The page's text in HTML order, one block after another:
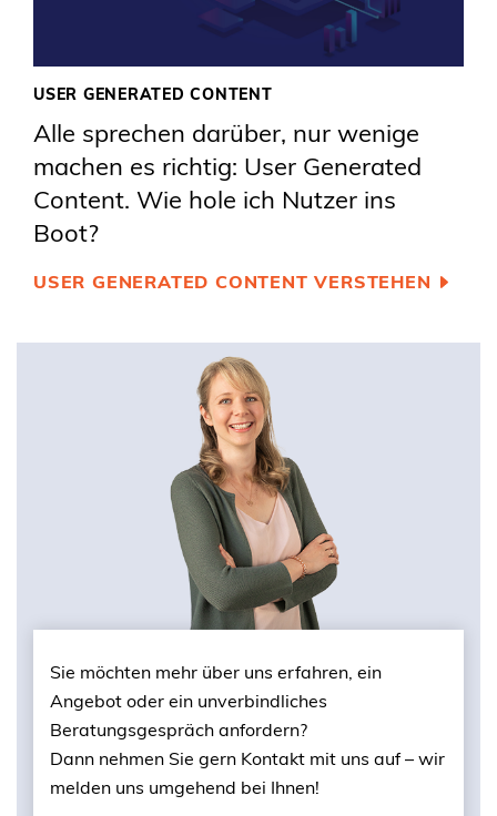
USER GENERATED CONTENT
Alle sprechen darüber, nur wenige
machen es richtig: User Generated
Content. Wie hole ich Nutzer ins
Boot?
USER GENERATED CONTENT VERSTEHEN
Sie möchten mehr über uns erfahren, ein
Angebot oder ein unverbindliches
Beratungsgespräch anfordern?
Dann nehmen Sie gern Kontakt mit uns auf – wir
melden uns umgehend bei Ihnen!